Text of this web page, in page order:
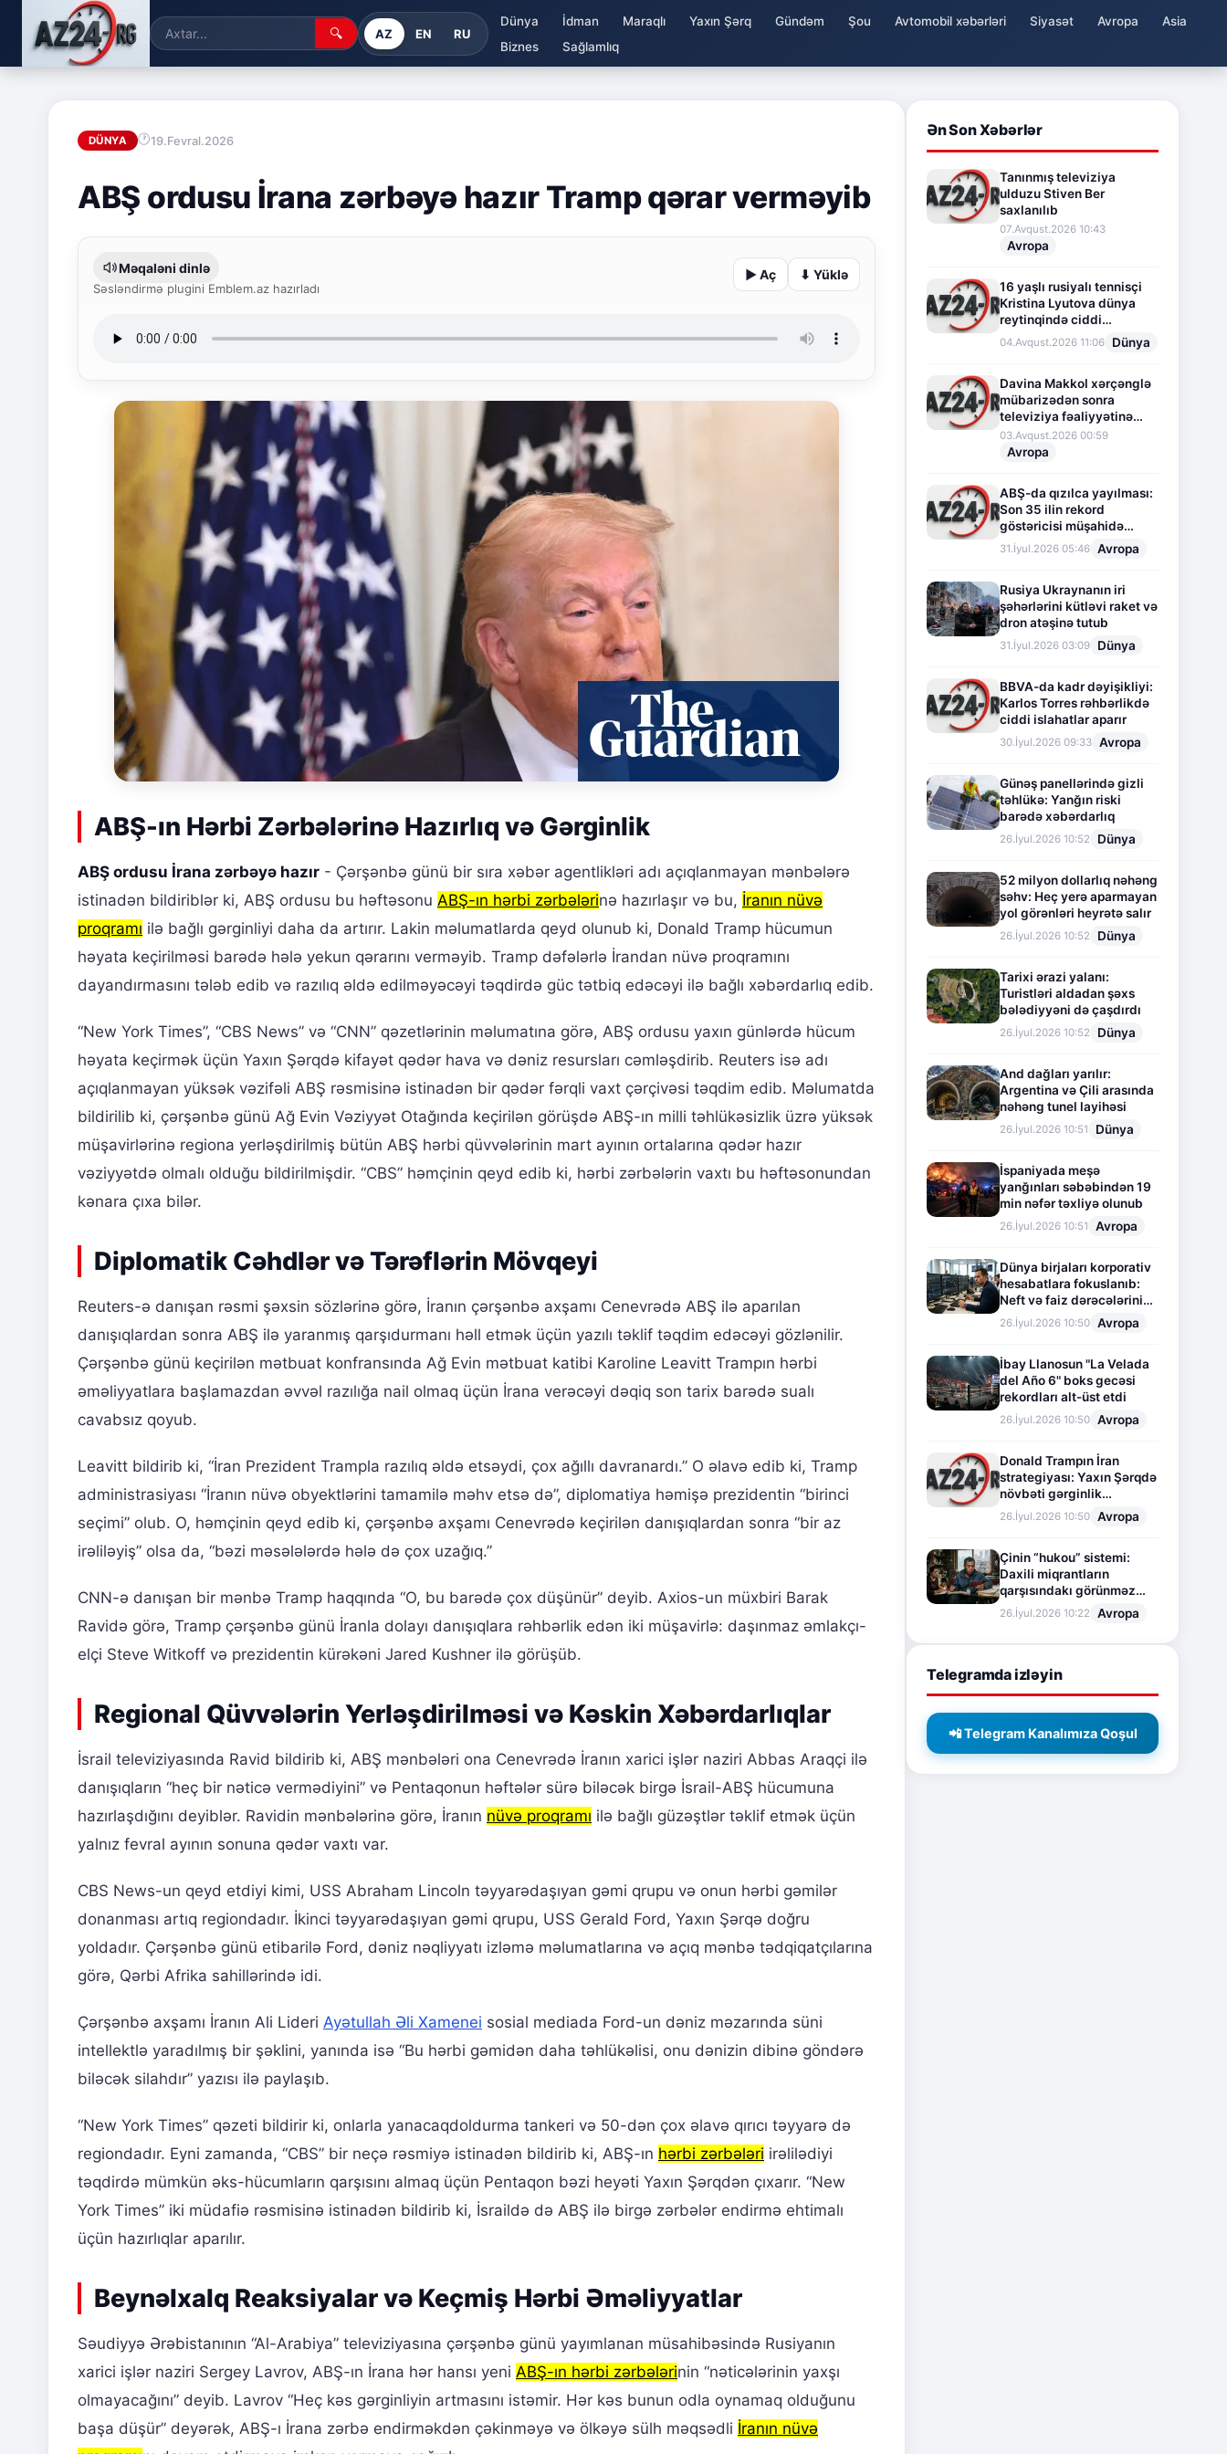
🔍 AZ EN RU
Dünya İdman Maraqlı Yaxın Şərq Gündəm Şou Avtomobil xəbərləri Siyasət Avropa
Asia
Biznes
Sağlamlıq
DÜNYA 19.Fevral.2026
ABŞ ordusu İrana zərbəyə hazır Tramp qərar verməyib
Məqaləni dinlə
Səsləndirmə plugini Emblem.az hazırladı
▶ Aç ⬇ Yüklə
ABŞ-ın Hərbi Zərbələrinə Hazırlıq və Gərginlik
ABŞ ordusu İrana zərbəyə hazır - Çərşənbə günü bir sıra xəbər agentlikləri adı açıqlanmayan mənbələrə
istinadən bildiriblər ki, ABŞ ordusu bu həftəsonu ABŞ-ın hərbi zərbələrinə hazırlaşır və bu, İranın nüvə
proqramı ilə bağlı gərginliyi daha da artırır. Lakin məlumatlarda qeyd olunub ki, Donald Tramp hücumun
həyata keçirilməsi barədə hələ yekun qərarını verməyib. Tramp dəfələrlə İrandan nüvə proqramını
dayandırmasını tələb edib və razılıq əldə edilməyəcəyi təqdirdə güc tətbiq edəcəyi ilə bağlı xəbərdarlıq edib.
“New York Times”, “CBS News” və “CNN” qəzetlərinin məlumatına görə, ABŞ ordusu yaxın günlərdə hücum
həyata keçirmək üçün Yaxın Şərqdə kifayət qədər hava və dəniz resursları cəmləşdirib. Reuters isə adı
açıqlanmayan yüksək vəzifəli ABŞ rəsmisinə istinadən bir qədər fərqli vaxt çərçivəsi təqdim edib. Məlumatda
bildirilib ki, çərşənbə günü Ağ Evin Vəziyyət Otağında keçirilən görüşdə ABŞ-ın milli təhlükəsizlik üzrə yüksək
müşavirlərinə regiona yerləşdirilmiş bütün ABŞ hərbi qüvvələrinin mart ayının ortalarına qədər hazır
vəziyyətdə olmalı olduğu bildirilmişdir. “CBS” həmçinin qeyd edib ki, hərbi zərbələrin vaxtı bu həftəsonundan
kənara çıxa bilər.
Diplomatik Cəhdlər və Tərəflərin Mövqeyi
Reuters-ə danışan rəsmi şəxsin sözlərinə görə, İranın çərşənbə axşamı Cenevrədə ABŞ ilə aparılan
danışıqlardan sonra ABŞ ilə yaranmış qarşıdurmanı həll etmək üçün yazılı təklif təqdim edəcəyi gözlənilir.
Çərşənbə günü keçirilən mətbuat konfransında Ağ Evin mətbuat katibi Karoline Leavitt Trampın hərbi
əməliyyatlara başlamazdan əvvəl razılığa nail olmaq üçün İrana verəcəyi dəqiq son tarix barədə sualı
cavabsız qoyub.
Leavitt bildirib ki, “İran Prezident Trampla razılıq əldə etsəydi, çox ağıllı davranardı.” O əlavə edib ki, Tramp
administrasiyası “İranın nüvə obyektlərini tamamilə məhv etsə də”, diplomatiya həmişə prezidentin “birinci
seçimi” olub. O, həmçinin qeyd edib ki, çərşənbə axşamı Cenevrədə keçirilən danışıqlardan sonra “bir az
irəliləyiş” olsa da, “bəzi məsələlərdə hələ də çox uzağıq.”
CNN-ə danışan bir mənbə Tramp haqqında “O, bu barədə çox düşünür” deyib. Axios-un müxbiri Barak
Ravidə görə, Tramp çərşənbə günü İranla dolayı danışıqlara rəhbərlik edən iki müşavirlə: daşınmaz əmlakçı-
elçi Steve Witkoff və prezidentin kürəkəni Jared Kushner ilə görüşüb.
Regional Qüvvələrin Yerləşdirilməsi və Kəskin Xəbərdarlıqlar
İsrail televiziyasında Ravid bildirib ki, ABŞ mənbələri ona Cenevrədə İranın xarici işlər naziri Abbas Araqçi ilə
danışıqların “heç bir nəticə vermədiyini” və Pentaqonun həftələr sürə biləcək birgə İsrail-ABŞ hücumuna
hazırlaşdığını deyiblər. Ravidin mənbələrinə görə, İranın nüvə proqramı ilə bağlı güzəştlər təklif etmək üçün
yalnız fevral ayının sonuna qədər vaxtı var.
CBS News-un qeyd etdiyi kimi, USS Abraham Lincoln təyyarədaşıyan gəmi qrupu və onun hərbi gəmilər
donanması artıq regiondadır. İkinci təyyarədaşıyan gəmi qrupu, USS Gerald Ford, Yaxın Şərqə doğru
yoldadır. Çərşənbə günü etibarilə Ford, dəniz nəqliyyatı izləmə məlumatlarına və açıq mənbə tədqiqatçılarına
görə, Qərbi Afrika sahillərində idi.
Çərşənbə axşamı İranın Ali Lideri Ayətullah Əli Xamenei sosial mediada Ford-un dəniz məzarında süni
intellektlə yaradılmış bir şəklini, yanında isə “Bu hərbi gəmidən daha təhlükəlisi, onu dənizin dibinə göndərə
biləcək silahdır” yazısı ilə paylaşıb.
“New York Times” qəzeti bildirir ki, onlarla yanacaqdoldurma tankeri və 50-dən çox əlavə qırıcı təyyarə də
regiondadır. Eyni zamanda, “CBS” bir neçə rəsmiyə istinadən bildirib ki, ABŞ-ın hərbi zərbələri irəlilədiyi
təqdirdə mümkün əks-hücumların qarşısını almaq üçün Pentaqon bəzi heyəti Yaxın Şərqdən çıxarır. “New
York Times” iki müdafiə rəsmisinə istinadən bildirib ki, İsraildə də ABŞ ilə birgə zərbələr endirmə ehtimalı
üçün hazırlıqlar aparılır.
Beynəlxalq Reaksiyalar və Keçmiş Hərbi Əməliyyatlar
Səudiyyə Ərəbistanının “Al-Arabiya” televiziyasına çərşənbə günü yayımlanan müsahibəsində Rusiyanın
xarici işlər naziri Sergey Lavrov, ABŞ-ın İrana hər hansı yeni ABŞ-ın hərbi zərbələrinin “nəticələrinin yaxşı
olmayacağını” deyib. Lavrov “Heç kəs gərginliyin artmasını istəmir. Hər kəs bunun odla oynamaq olduğunu
başa düşür” deyərək, ABŞ-ı İrana zərbə endirməkdən çəkinməyə və ölkəyə sülh məqsədli İranın nüvə
Ən Son Xəbərlər
Tanınmış televiziya
ulduzu Stiven Ber
saxlanılıb
07.Avqust.2026 10:43
Avropa
16 yaşlı rusiyalı tennisçi
Kristina Lyutova dünya
reytinqində ciddi
irəliləyişə imza atdı
04.Avqust.2026 11:06 Dünya
Davina Makkol xərçənglə
mübarizədən sonra
televiziya fəaliyyətinə
fasilə verir
03.Avqust.2026 00:59
Avropa
ABŞ-da qızılca yayılması:
Son 35 ilin rekord
göstəricisi müşahidə
olunur
31.İyul.2026 05:46 Avropa
Rusiya Ukraynanın iri
şəhərlərini kütləvi raket və
dron atəşinə tutub
31.İyul.2026 03:09 Dünya
BBVA-da kadr dəyişikliyi:
Karlos Torres rəhbərlikdə
ciddi islahatlar aparır
30.İyul.2026 09:33 Avropa
Günəş panellərində gizli
təhlükə: Yanğın riski
barədə xəbərdarlıq
26.İyul.2026 10:52 Dünya
52 milyon dollarlıq nəhəng
səhv: Heç yerə aparmayan
yol görənləri heyrətə salır
26.İyul.2026 10:52 Dünya
Tarixi ərazi yalanı:
Turistləri aldadan şəxs
bələdiyyəni də çaşdırdı
26.İyul.2026 10:52 Dünya
And dağları yarılır:
Argentina və Çili arasında
nəhəng tunel layihəsi
26.İyul.2026 10:51 Dünya
İspaniyada meşə
yanğınları səbəbindən 19
min nəfər təxliyə olunub
26.İyul.2026 10:51 Avropa
Dünya birjaları korporativ
hesabatlara fokuslanıb:
Neft və faiz dərəcələrinin
təsiri altında cari vəziyyət
26.İyul.2026 10:50 Avropa
İbay Llanosun "La Velada
del Año 6" boks gecəsi
rekordları alt-üst etdi
26.İyul.2026 10:50 Avropa
Donald Trampın İran
strategiyası: Yaxın Şərqdə
növbəti gərginlik
mərhələsi
26.İyul.2026 10:50 Avropa
Çinin “hukou” sistemi:
Daxili miqrantların
qarşısındakı görünməz
sədd
26.İyul.2026 10:22 Avropa
Telegramda izləyin
📲 Telegram Kanalımıza Qoşul